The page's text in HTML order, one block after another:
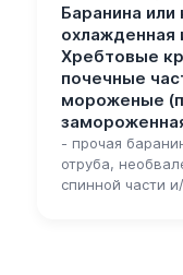
Баранина или
охлажденная
Хребтовые
почечные
мороженые
- прочая
отруба,
спинной части